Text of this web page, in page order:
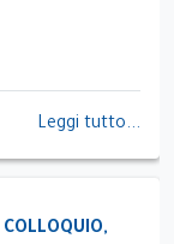
Leggi tutto...